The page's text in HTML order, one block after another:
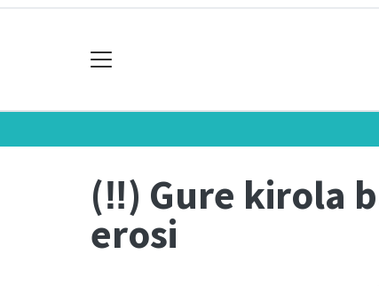
(‼️) Gure kirola
erosi